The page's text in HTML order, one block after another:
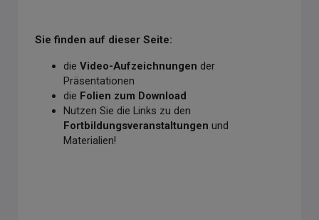
Sie finden auf dieser Seite:
dieVideo-Aufzeichnungen der
Präsentationen
die Folien zum Download
Nutzen Sie die Links zu den
Fortbildungsveranstaltungenund
Materialien!